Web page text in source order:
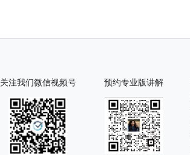
关注我们微信视频号 预约专业版讲解